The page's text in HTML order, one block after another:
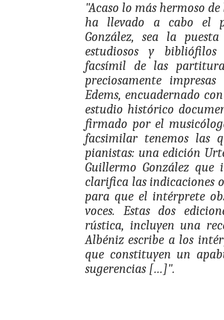
"Acaso lo más hermoso
ha llevado a cabo el
González, sea la
estudiosos y
facsímil de las
preciosamente
Edems, encuadernado
estudio histórico
firmado por el
facsimilar tenemos las
pianistas: una edición
Guillermo González que
clarifica las indicaciones
para que el intérprete
voces. Estas dos
rústica, incluyen una
Albéniz escribe a los
que constituyen un
sugerencias […]".